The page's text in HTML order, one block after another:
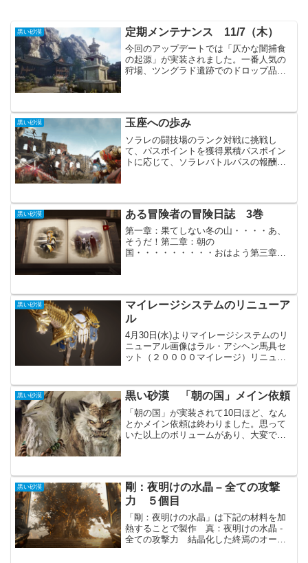
黒い砂漠 定期メンテナンス 11/7（木）
今回のアップデートでは「仄かな闇捕食
の起源」が実装されました。一番人気の
狩場、ツングラド遺跡でのドロップ品
豪華なアイテムのドロップが...
黒い砂漠 玉座への歩み
ソラレの闘技場のランク対戦に挑戦し
て、パスポイントを獲得累積パスポイン
トに応じて、ソラレバトルパスの報酬を
るので、これまで以上に盛況...
黒い砂漠 ある冒険者の冒険日誌 3巻
第一章：果てしない冬の山・・・・あ、
そうだ！第二章：朝の
国・・・・・・・・・おはよう第三章：
険者の冒険日誌」が実装され...
黒い砂漠
マイレージシステムのリニューア
ル
4月30日(水)よりマイレージシステムのリ
ニューアル画像はラル・アシヘン馬具セ
ット（２００００マイレージ）リニュー
入していない限りは、あまり余裕はない
感じです。馬具が欲...
黒い砂漠 黒い砂漠 「朝の国」メイン依頼
「朝の国」が実装されて10日ほど、なん
とかメイン依頼は終わりました。思って
いた以上のボリュームがあり、大変でし
ています。まずは兎に角、...
黒い砂漠
剛：夜明けの水晶 – 全ての攻撃
力 ５個目
「剛：夜明けの水晶」は下記の材料を加
熱することで製作 真：夜明けの水晶 -
全ての攻撃力 結晶化した終焉のオーラ